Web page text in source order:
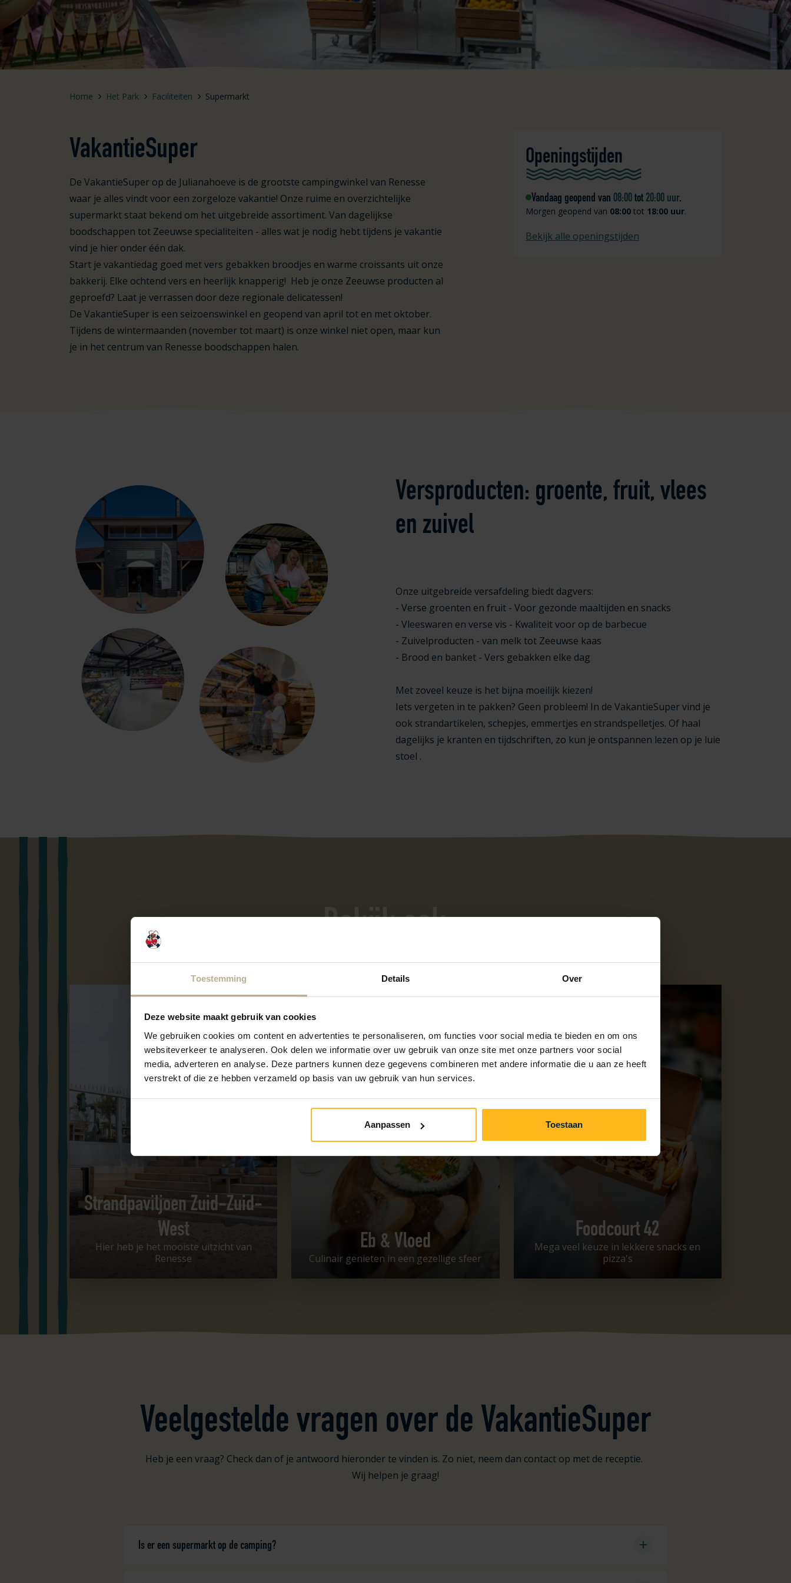
Toestemming Details Over
Deze website maakt gebruik van cookies
We gebruiken cookies om content en advertenties te personaliseren, om functies voor social media te bieden en om ons
websiteverkeer te analyseren. Ook delen we informatie over uw gebruik van onze site met onze partners voor social
media, adverteren en analyse. Deze partners kunnen deze gegevens combineren met andere informatie die u aan ze heeft
verstrekt of die ze hebben verzameld op basis van uw gebruik van hun services.
Aanpassen Toestaan
Home Het Park Faciliteiten Supermarkt
VakantieSuper
De VakantieSuper op de Julianahoeve is de grootste campingwinkel van Renesse
waar je alles vindt voor een zorgeloze vakantie! Onze ruime en overzichtelijke
supermarkt staat bekend om het uitgebreide assortiment. Van dagelijkse
boodschappen tot Zeeuwse specialiteiten - alles wat je nodig hebt tijdens je vakantie
vind je hier onder één dak.
Start je vakantiedag goed met vers gebakken broodjes en warme croissants uit onze
bakkerij. Elke ochtend vers en heerlijk knapperig! Heb je onze Zeeuwse producten al
geproefd? Laat je verrassen door deze regionale delicatessen!
De VakantieSuper is een seizoenswinkel en geopend van april tot en met oktober.
Tijdens de wintermaanden (november tot maart) is onze winkel niet open, maar kun
je in het centrum van Renesse boodschappen halen.
Openingstijden
Vandaag geopend van 08:00tot 20:00 uur.
Morgen geopend van 08:00tot 18:00 uur.
Bekijk alle openingstijden
Versproducten: groente, fruit, vlees
en zuivel
Onze uitgebreide versafdeling biedt dagvers:
- Verse groenten en fruit - Voor gezonde maaltijden en snacks
- Vleeswaren en verse vis - Kwaliteit voor op de barbecue
- Zuivelproducten - van melk tot Zeeuwse kaas
- Brood en banket - Vers gebakken elke dag
Met zoveel keuze is het bijna moeilijk kiezen!
Iets vergeten in te pakken? Geen probleem! In de VakantieSuper vind je
ook strandartikelen, schepjes, emmertjes en strandspelletjes. Of haal
dagelijks je kranten en tijdschriften, zo kun je ontspannen lezen op je luie
stoel .
Bekijk ook...
Strandpaviljoen Zuid-Zuid-West
Strandpaviljoen Zuid-Zuid-
West
Hier heb je het mooiste uitzicht van
Renesse
Eb & Vloed
Eb & Vloed
Culinair genieten in een gezellige sfeer
Foodcourt 42
Mega veel keuze in lekkere snacks en
pizza's
Veelgestelde vragen over de VakantieSuper
Heb je een vraag? Check dan of je antwoord hieronder te vinden is. Zo niet, neem dan contact op met de receptie.
Wij helpen je graag!
Is er een supermarkt op de camping?